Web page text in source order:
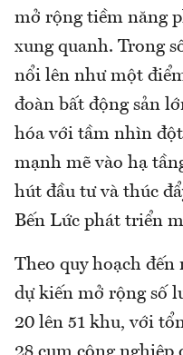
mở rộng tiềm năng
xung quanh. Trong
nổi lên như một
đoàn bất động sản
hóa với tầm nhìn
mạnh mẽ vào hạ
hút đầu tư và thúc
Bến Lức phát triển
Theo quy hoạch
dự kiến mở rộng số
20 lên 51 khu, với